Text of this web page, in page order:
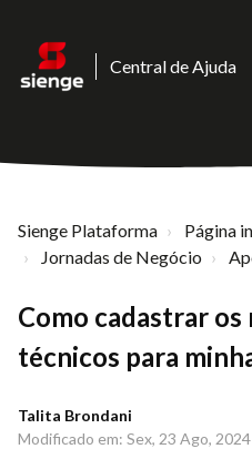
Central de Ajuda
Sienge Plataforma
Página
Jornadas de Negócio
Como cadastrar os
técnicos para
Talita Brondani
Modificado em: Sex, 23 Ago,